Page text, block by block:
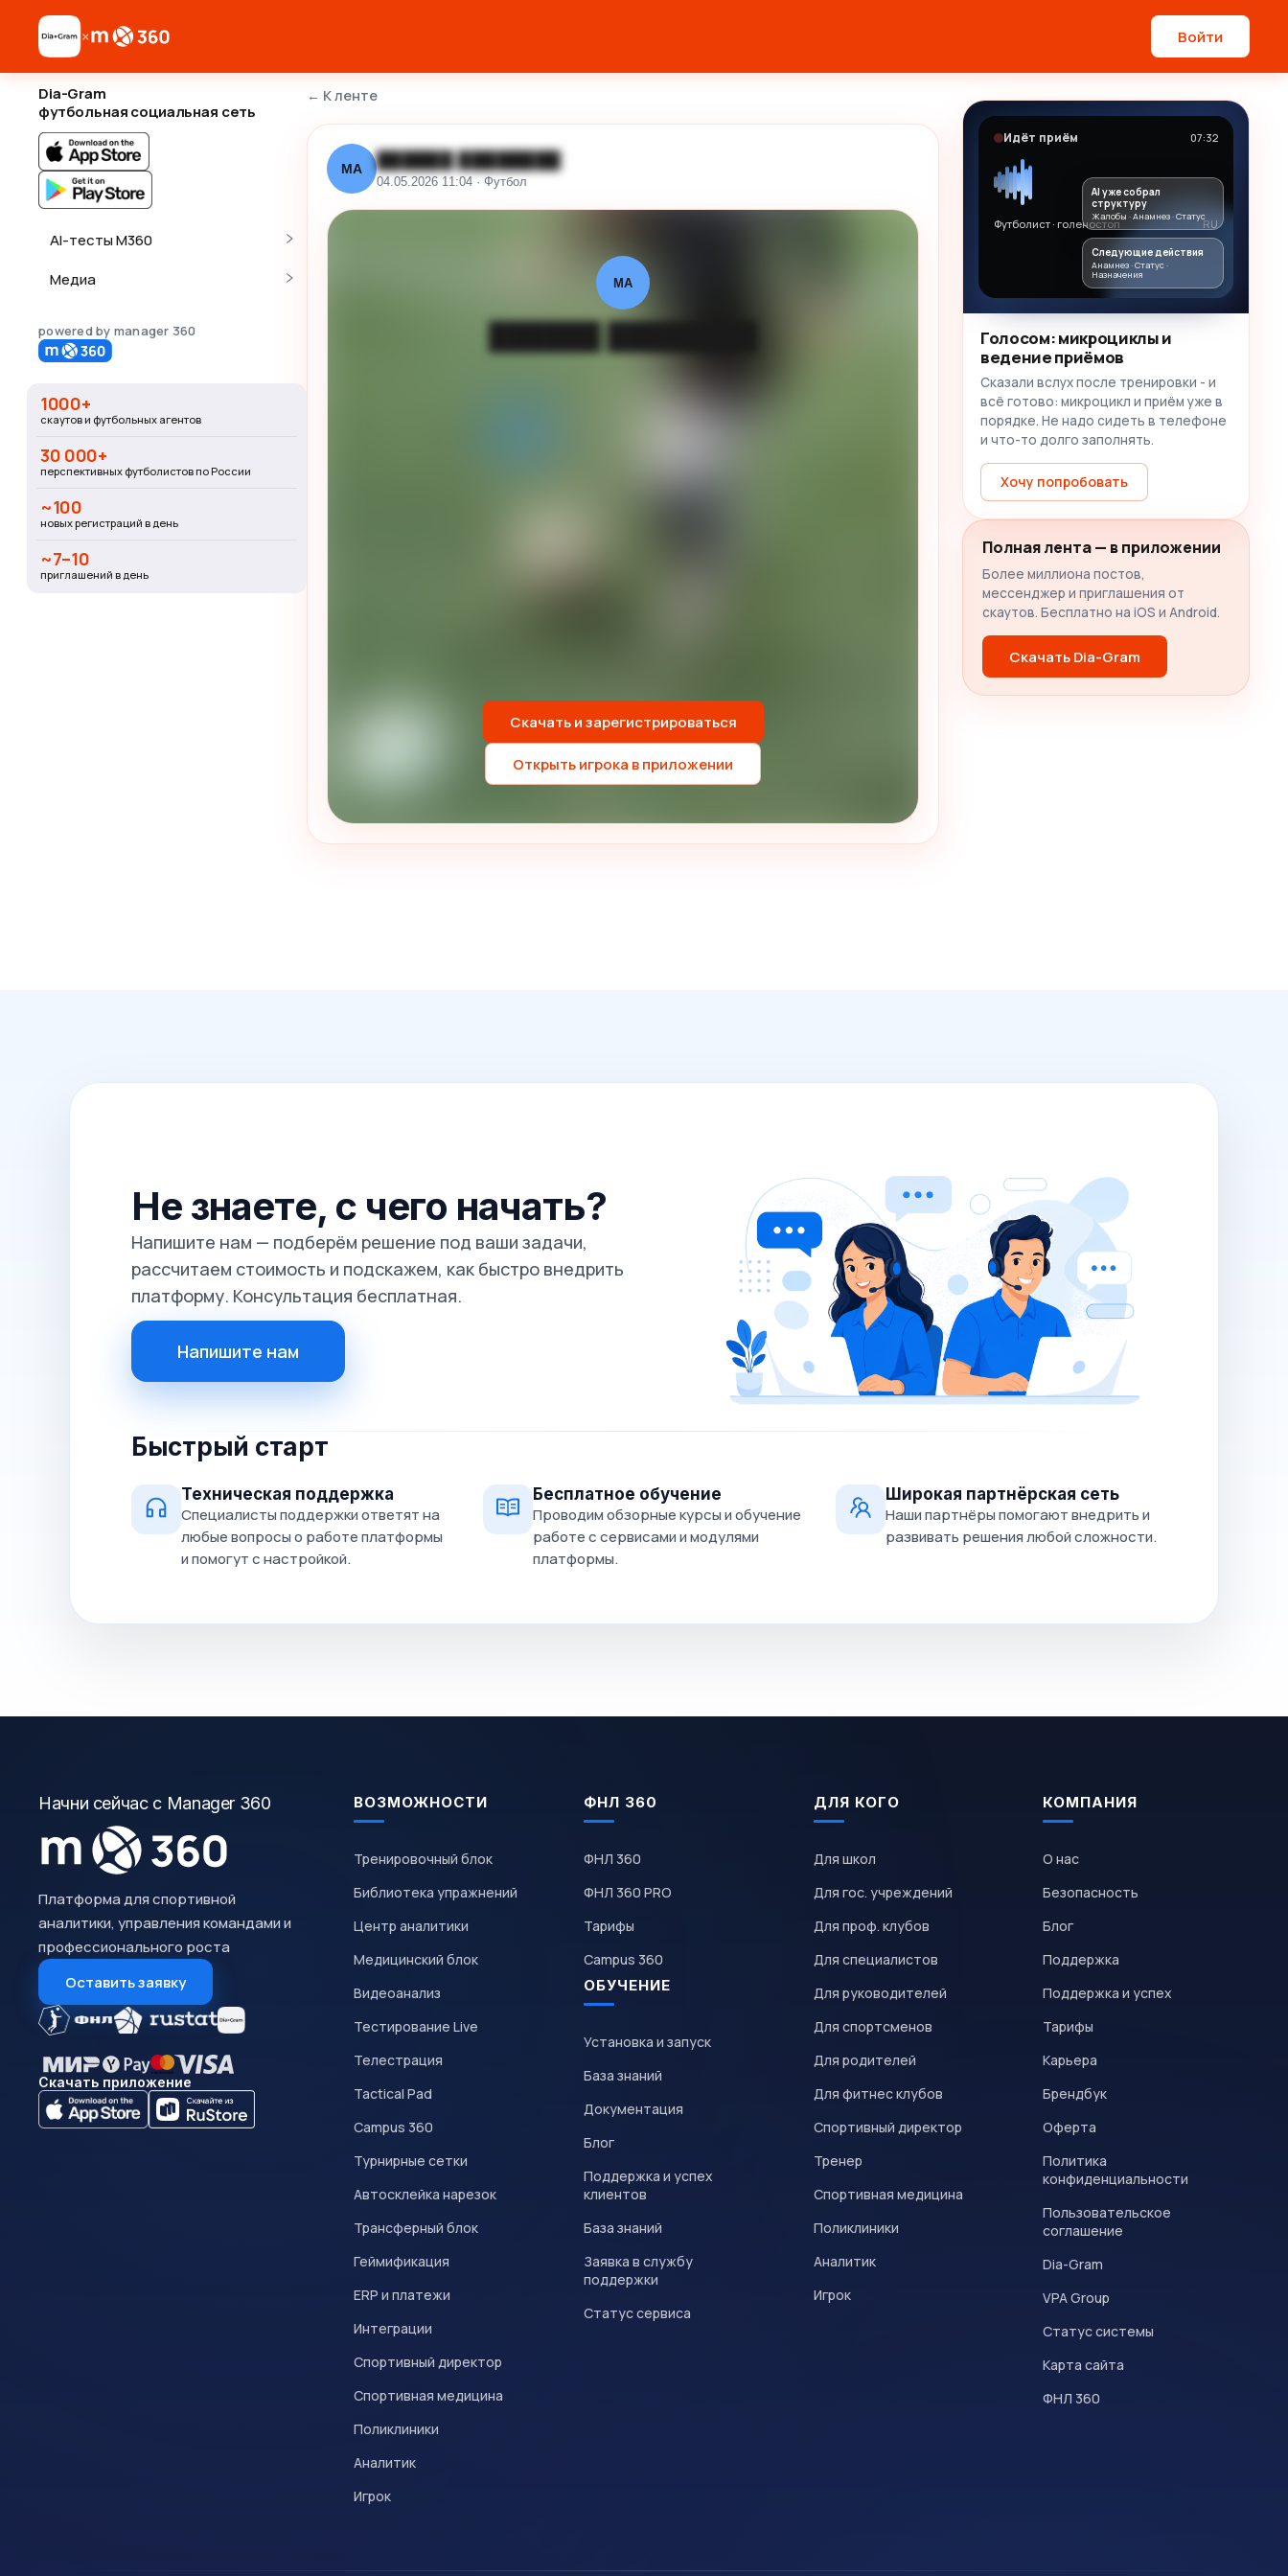
× Войти
Dia-Gram
футбольная социальная сеть
AI-тесты M360
Медиа
powered by manager 360
1000+
скаутов и футбольных агентов
30 000+
перспективных футболистов по России
~100
новых регистраций в день
~7–10
приглашений в день
← К ленте
МА ██████ ████████
04.05.2026 11:04 · Футбол
МА
Скачать и зарегистрироваться
Открыть игрока в приложении
Идёт приём 07:32
Футболист · голеностоп RU
AI уже собрал
структуру
Жалобы · Анамнез · Статус
Следующие действия
Анамнез · Статус ·
Назначения
Голосом: микроциклы и
ведение приёмов
Сказали вслух после тренировки - и
всё готово: микроцикл и приём уже в
порядке. Не надо сидеть в телефоне
и что-то долго заполнять.
Хочу попробовать
Полная лента — в приложении
Более миллиона постов,
мессенджер и приглашения от
скаутов. Бесплатно на iOS и Android.
Скачать Dia-Gram
Не знаете, с чего начать?
Напишите нам — подберём решение под ваши задачи,
рассчитаем стоимость и подскажем, как быстро внедрить
платформу. Консультация бесплатная.
Напишите нам
Быстрый старт
Техническая поддержка
Специалисты поддержки ответят на
любые вопросы о работе платформы
и помогут с настройкой.
Бесплатное обучение
Проводим обзорные курсы и обучение
работе с сервисами и модулями
платформы.
Широкая партнёрская сеть
Наши партнёры помогают внедрить и
развивать решения любой сложности.
Начни сейчас с Manager 360
Платформа для спортивной
аналитики, управления командами и
профессионального роста
Оставить заявку
Скачать приложение
ВОЗМОЖНОСТИ
Тренировочный блок
Библиотека упражнений
Центр аналитики
Медицинский блок
Видеоанализ
Тестирование Live
Телестрация
Tactical Pad
Campus 360
Турнирные сетки
Автосклейка нарезок
Трансферный блок
Геймификация
ERP и платежи
Интеграции
Спортивный директор
Спортивная медицина
Поликлиники
Аналитик
Игрок
ФНЛ 360
ФНЛ 360
ФНЛ 360 PRO
Тарифы
Campus 360
ОБУЧЕНИЕ
Установка и запуск
База знаний
Документация
Блог
Поддержка и успех
клиентов
База знаний
Заявка в службу
поддержки
Статус сервиса
ДЛЯ КОГО
Для школ
Для гос. учреждений
Для проф. клубов
Для специалистов
Для руководителей
Для спортсменов
Для родителей
Для фитнес клубов
Спортивный директор
Тренер
Спортивная медицина
Поликлиники
Аналитик
Игрок
КОМПАНИЯ
О нас
Безопасность
Блог
Поддержка
Поддержка и успех
Тарифы
Карьера
Брендбук
Оферта
Политика
конфиденциальности
Пользовательское
соглашение
Dia-Gram
VPA Group
Статус системы
Карта сайта
ФНЛ 360